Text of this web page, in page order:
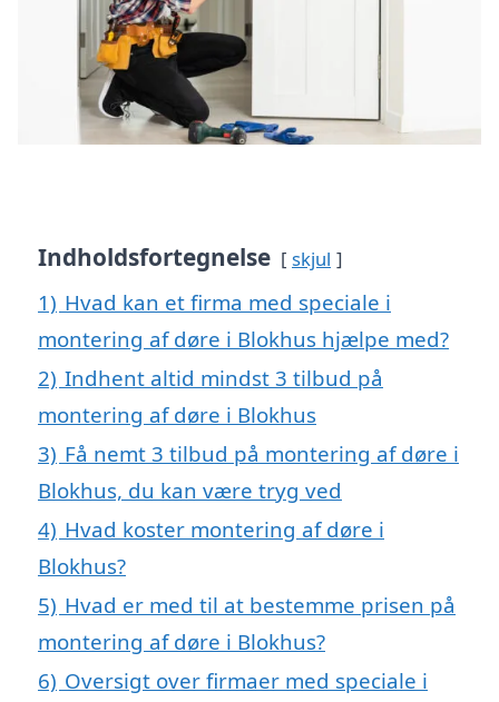
Indholdsfortegnelse skjul
1) Hvad kan et firma med speciale i
montering af døre i Blokhus hjælpe med?
2) Indhent altid mindst 3 tilbud på
montering af døre i Blokhus
3) Få nemt 3 tilbud på montering af døre i
Blokhus, du kan være tryg ved
4) Hvad koster montering af døre i
Blokhus?
5) Hvad er med til at bestemme prisen på
montering af døre i Blokhus?
6) Oversigt over firmaer med speciale i